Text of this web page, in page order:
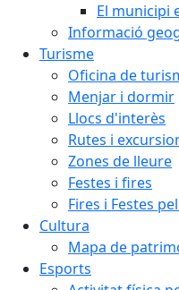
El municipi
Informació
Turisme
Oficina de
Menjar i dormir
Llocs d'interès
Rutes i
Zones de lleure
Festes i fires
Fires i Festes
Cultura
Mapa de
Esports